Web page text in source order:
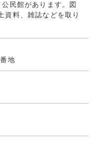
民館があります。図
資料、雑誌などを取り
地